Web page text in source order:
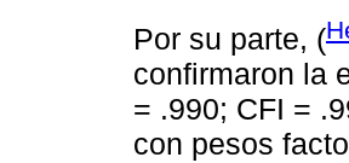
Por su parte, (
confirmaron la
= .990; CFI =
con pesos